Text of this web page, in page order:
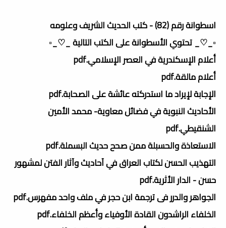
اسطوانة رقم (82) - كتب الحديث الشريف وعلومه
▫️_♡_ تحتوي الأسطوانة على الكتب التالية _♡_▫️
أعلام الإسكندرية في العصر الإسلامي.pdf
أعلام مالقة.pdf
الإجابة لإيراد ما استدركته عائشة على الصحابة.pdf
الأحاديث النبوية في فضائل معاوية- محمد الأمين
الشنقيطي.pdf
الاستعاذة والحسبلة ممن صحح حديث البسملة.pdf
التهذيب الحسن لكتاب العراق في آحاديث وآثار الفتن لمشهور
حسن - الدار الأثرية.pdf
الجواهر والدرر فى ترجمة ابن حجر في ملف واحد مفهرس.pdf
الخلفاء الراشدون القادة الأوفياء وأعظم الخلفاء.pdf